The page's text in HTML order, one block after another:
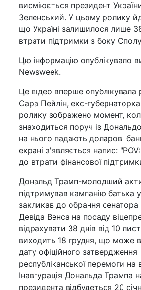
висміюється президент
Зеленський. У цьому ролику
що Україні залишилося лише
втрати підтримки з боку
Цю інформацію опублікувало
Newsweek.
Це відео вперше опублікувала
Сара Пейлін, екс-
ролику зображено момент,
знаходиться поруч із
на нього падають доларові
екрані з'являється напис:
до втрати фінансової
Дональд Трамп-молодший
підтримував кампанію батька
закликав до обрання
Девіда Венса на посаду
відрахувати 38 днів від 10
виходить 18 грудня, що може
дату офіційного затвердження
республіканської перемоги на
Інавгурація Дональда Трампа
президента відбудеться 20